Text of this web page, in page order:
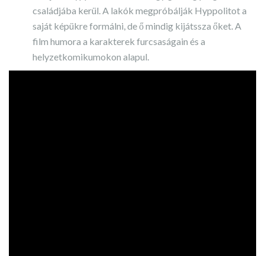
családjába kerül. A lakók megpróbálják Hyppolitot a
saját képükre formálni, de ő mindig kijátssza őket. A
film humora a karakterek furcsaságain és a
helyzetkomikumokon alapul.